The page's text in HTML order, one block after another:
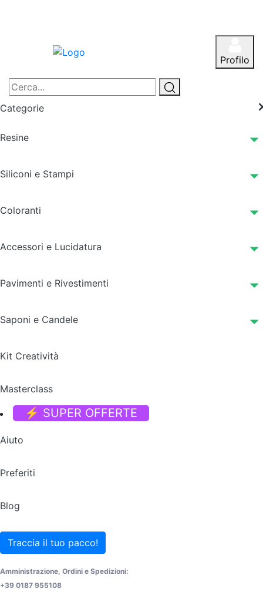
Profilo
Categorie
Resine
Siliconi e Stampi
Coloranti
Accessori e Lucidatura
Pavimenti e Rivestimenti
Saponi e Candele
Kit Creatività
Masterclass
⚡ SUPER OFFERTE
Aiuto
Preferiti
Blog
Traccia il tuo pacco!
Amministrazione, Ordini e Spedizioni:
+39 0187 955108